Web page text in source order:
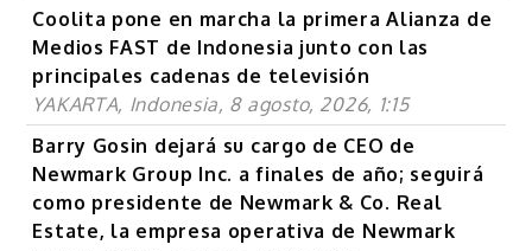
Coolita pone en marcha la primera Alianza de
Medios FAST de Indonesia junto con las
principales cadenas de televisión
YAKARTA, Indonesia, 8 agosto, 2026, 1:15
Barry Gosin dejará su cargo de CEO de
Newmark Group Inc. a finales de año; seguirá
como presidente de Newmark & Co. Real
Estate, la empresa operativa de Newmark